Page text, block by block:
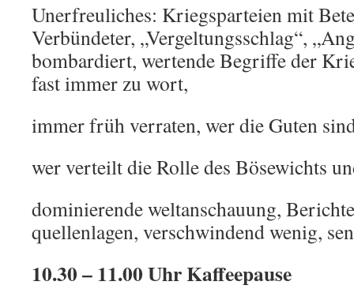
Unerfreuliches: Kriegsparteien mit
Verbündeter, „Vergeltungsschlag“,
bombardiert, wertende Begriffe der
fast immer zu wort,
immer früh verraten, wer die Guten
wer verteilt die Rolle des Bösewichts
dominierende weltanschauung,
quellenlagen, verschwindend wenig,
10.30 – 11.00 Uhr Kaffeepause